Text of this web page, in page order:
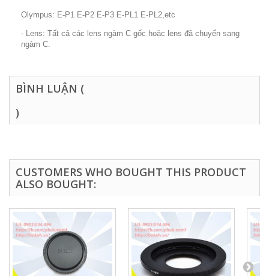
Olympus: E-P1 E-P2 E-P3 E-PL1 E-PL2,etc
- Lens: Tất cả các lens ngàm C gốc hoặc lens đã chuyển sang
ngàm C.
BÌNH LUẬN (
)
CUSTOMERS WHO BOUGHT THIS PRODUCT
ALSO BOUGHT: